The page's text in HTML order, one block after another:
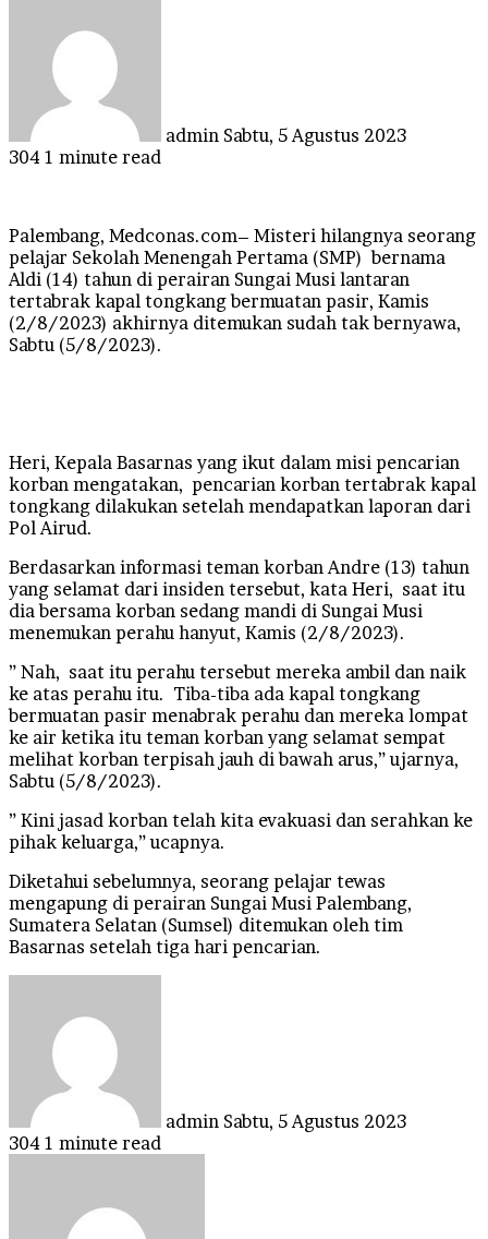
admin Sabtu, 5 Agustus 2023
304 1 minute read
Palembang, Medconas.com– Misteri hilangnya seorang
pelajar Sekolah Menengah Pertama (SMP) bernama
Aldi (14) tahun di perairan Sungai Musi lantaran
tertabrak kapal tongkang bermuatan pasir, Kamis
(2/8/2023) akhirnya ditemukan sudah tak bernyawa,
Sabtu (5/8/2023).
Heri, Kepala Basarnas yang ikut dalam misi pencarian
korban mengatakan, pencarian korban tertabrak kapal
tongkang dilakukan setelah mendapatkan laporan dari
Pol Airud.
Berdasarkan informasi teman korban Andre (13) tahun
yang selamat dari insiden tersebut, kata Heri, saat itu
dia bersama korban sedang mandi di Sungai Musi
menemukan perahu hanyut, Kamis (2/8/2023).
” Nah, saat itu perahu tersebut mereka ambil dan naik
ke atas perahu itu. Tiba-tiba ada kapal tongkang
bermuatan pasir menabrak perahu dan mereka lompat
ke air ketika itu teman korban yang selamat sempat
melihat korban terpisah jauh di bawah arus,” ujarnya,
Sabtu (5/8/2023).
” Kini jasad korban telah kita evakuasi dan serahkan ke
pihak keluarga,” ucapnya.
Diketahui sebelumnya, seorang pelajar tewas
mengapung di perairan Sungai Musi Palembang,
Sumatera Selatan (Sumsel) ditemukan oleh tim
Basarnas setelah tiga hari pencarian.
admin Sabtu, 5 Agustus 2023
304 1 minute read